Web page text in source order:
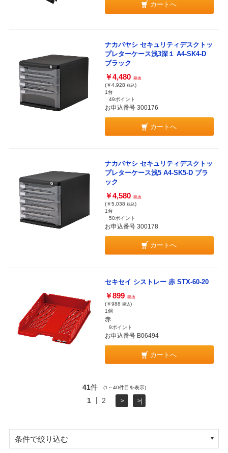
カートへ
ナカバヤシ セキュリティデスクトッ
プレターケース浅3深１ A4-SK4-D
ブラック
￥4,480 税抜
(￥4,928 税込)
1台
49ポイント
お申込番号 300176
カートへ
ナカバヤシ セキュリティデスクトッ
プレターケース浅5 A4-SK5-D ブラ
ック
￥4,580 税抜
(￥5,038 税込)
1台
50ポイント
お申込番号 300178
カートへ
セキセイ シストレー 赤 STX-60-20
￥899 税抜
(￥988 税込)
1個
赤
9ポイント
お申込番号 B06494
カートへ
41件 (1～40件目を表示)
1 2 > >|
条件で絞り込む